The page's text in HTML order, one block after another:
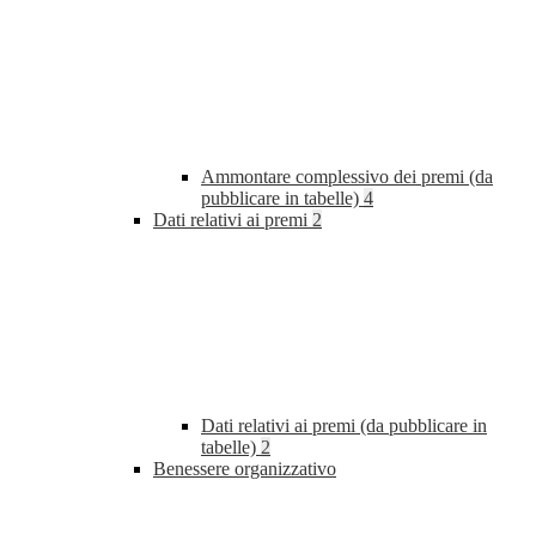
Ammontare complessivo dei premi (da
pubblicare in tabelle) 4
Dati relativi ai premi 2
Dati relativi ai premi (da pubblicare in
tabelle) 2
Benessere organizzativo